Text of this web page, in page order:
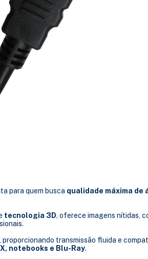
para quem busca qualidade máxima de
tecnologia 3D, oferece imagens nítidas,
, proporcionando transmissão fluida e
notebooks e Blu-Ray.